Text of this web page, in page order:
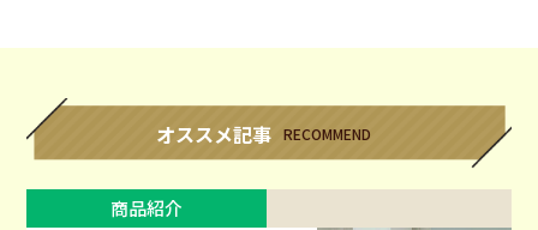
オススメ記事 RECOMMEND
商品紹介